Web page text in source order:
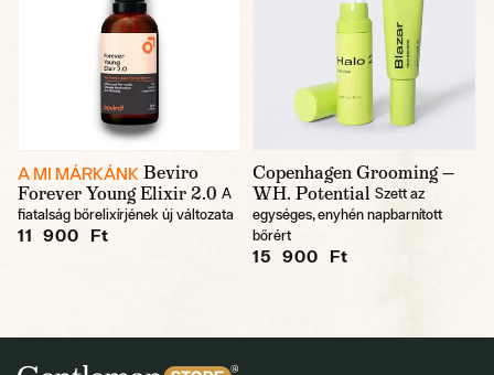
A MI MÁRKÁNK Beviro
Forever Young Elixir 2.0 A
fiatalság bőrelixírjének új változata
11 900 Ft
Copenhagen Grooming —
WH. Potential Szett az
egységes, enyhén napbarnított
bőrért
15 900 Ft